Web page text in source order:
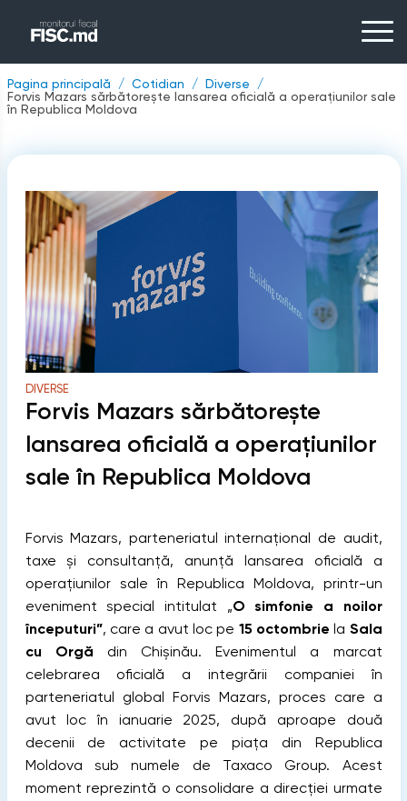
Pagina principală Cotidian
Diverse
Forvis Mazars sărbătorește lansarea oficială a operațiunilor sale
în Republica Moldova
DIVERSE
Forvis Mazars sărbătorește
lansarea oficială a operațiunilor
sale în Republica Moldova
Forvis Mazars, parteneriatul internațional de audit,
taxe și consultanță, anunță lansarea oficială a
operațiunilor sale în Republica Moldova, printr-un
eveniment special intitulat „O simfonie a noilor
începuturi”, care a avut loc pe 15 octombrie la Sala
cu Orgă din Chișinău. Evenimentul a marcat
celebrarea oficială a integrării companiei în
parteneriatul global Forvis Mazars, proces care a
avut loc în ianuarie 2025, după aproape două
decenii de activitate pe piața din Republica
Moldova sub numele de Taxaco Group. Acest
moment reprezintă o consolidare a direcției urmate